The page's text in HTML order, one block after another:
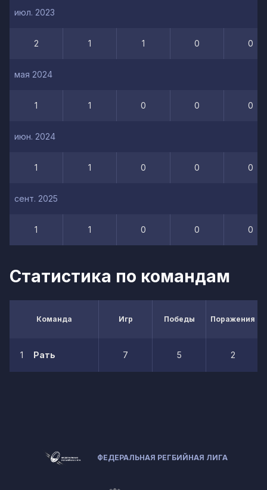
июл. 2023
2 1 1 0 0
мая 2024
1 1 0 0 0
июн. 2024
1 1 0 0 0
сент. 2025
1 1 0 0 0
Статистика по командам
Команда Игр Победы Поражения
1 Рать 7 5 2
ФЕДЕРАЛЬНАЯ РЕГБИЙНАЯ ЛИГА